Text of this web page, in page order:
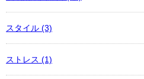
スタイル (3)
ストレス (1)